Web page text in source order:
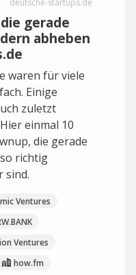
deutsche-startups.de
gerade
abheben
waren für viele
Einige
zuletzt
einmal 10
die gerade
richtig
sind.
Ventures
Ventures
how.fm